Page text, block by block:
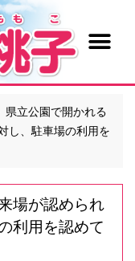
県立公園で開かれる
し、駐車場の利用を
場が認められ
利用を認めて